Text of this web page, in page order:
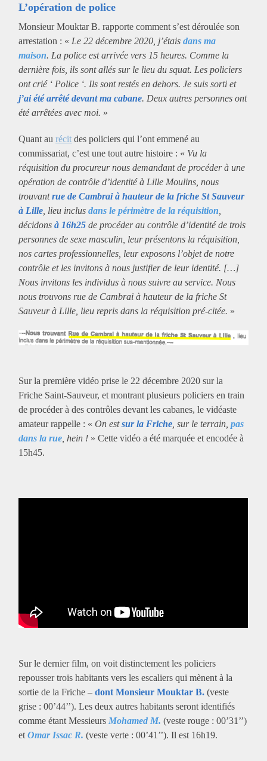
L’opération de police
Monsieur Mouktar B. rapporte comment s’est déroulée son
arrestation : « Le 22 décembre 2020, j’étaisdans ma
maison. La police est arrivée vers 15 heures. Comme la
dernière fois, ils sont allés sur le lieu du squat. Les policiers
ont crié ‘ Police ‘. Ils sont restés en dehors. Je suis sorti et
j’ai été arrêté devant ma cabane. Deux autres personnes ont
été arrêtées avec moi. »
Quant aurécit des policiers qui l’ont emmené au
commissariat, c’est une tout autre histoire : « Vu la
réquisition du procureur nous demandant de procéder à une
opération de contrôle d’identité à Lille Moulins, nous
trouvantrue de Cambrai à hauteur de la friche St Sauveur
à Lille , lieu inclusdans le périmètre de la réquisition
décidonsà 16h25 de procéder au contrôle d’identité de trois
personnes de sexe masculin, leur présentons la réquisition,
nos cartes professionnelles, leur exposons l’objet de notre
contrôle et les invitons à nous justifier de leur identité. […]
Nous invitons les individus à nous suivre au service. Nous
nous trouvons rue de Cambrai à hauteur de la friche St
Sauveur à Lille, lieu repris dans la réquisition pré-citée. »
Sur la première vidéo prise le 22 décembre 2020 sur la
Friche Saint-Sauveur, et montrant plusieurs policiers en train
de procéder à des contrôles devant les cabanes, le vidéaste
amateur rappelle : «On estsur la Friche , sur le terrain,pas
dans la rue , hein ! » Cette vidéo a été marquée et encodée à
15h45.
Sur le dernier film, on voit distinctement les policiers
repousser trois habitants vers les escaliers qui mènent à la
sortie de la Friche –dont Monsieur Mouktar B. (veste
grise : 00’44’’). Les deux autres habitants seront identifiés
comme étant Messieurs Mohamed M. (veste rouge : 00’31’’)
etOmar Issac R. (veste verte : 00’41’’). Il est 16h19.